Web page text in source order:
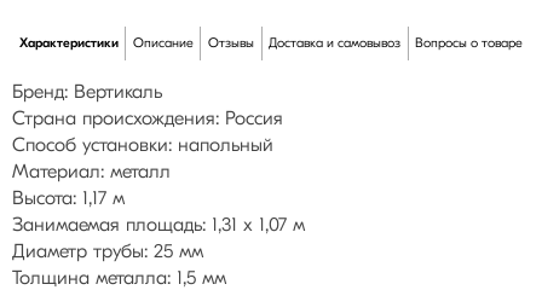
Характеристики Описание Отзывы Доставка и самовывоз Вопросы о товаре
Бренд: Вертикаль
Страна происхождения: Россия
Способ установки: напольный
Материал: металл
Высота: 1,17 м
Занимаемая площадь: 1,31 х 1,07 м
Диаметр трубы: 25 мм
Толщина металла: 1,5 мм